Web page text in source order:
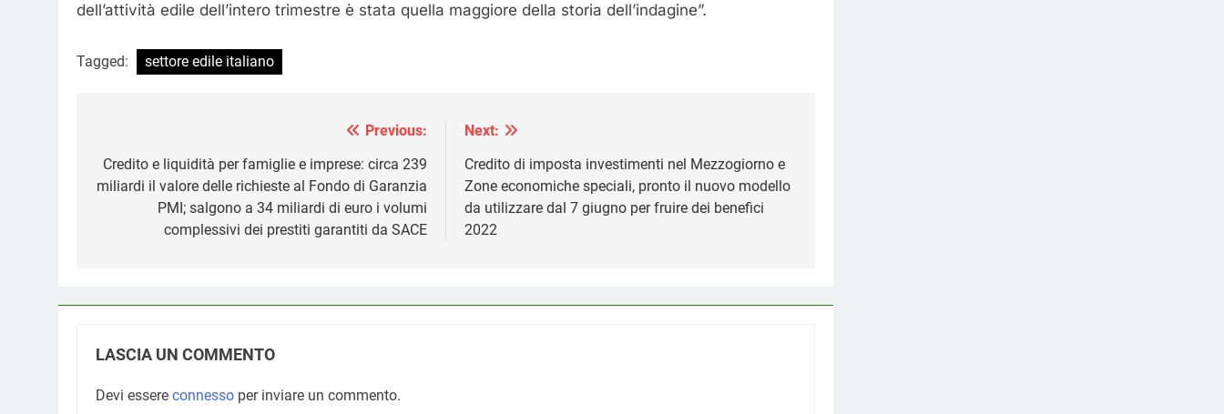
dell’attività edile dell’intero trimestre è stata quella maggiore della storia dell’indagine”.
Tagged: settore edile italiano
articoli
Previous:
Credito e liquidità per famiglie e imprese: circa 239
miliardi il valore delle richieste al Fondo di Garanzia
PMI; salgono a 34 miliardi di euro i volumi
complessivi dei prestiti garantiti da SACE
Next:
Credito di imposta investimenti nel Mezzogiorno e
Zone economiche speciali, pronto il nuovo modello
da utilizzare dal 7 giugno per fruire dei benefici
2022
LASCIA UN COMMENTO
Devi essere connesso per inviare un commento.